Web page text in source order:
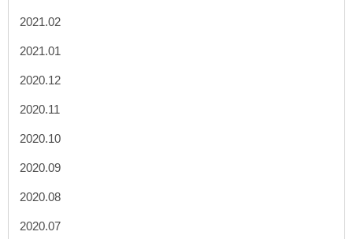
2021.02
2021.01
2020.12
2020.11
2020.10
2020.09
2020.08
2020.07